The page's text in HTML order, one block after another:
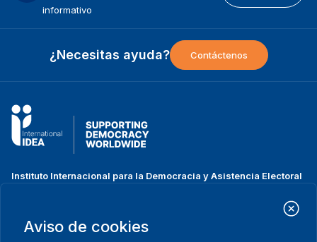
informativo
¿Necesitas ayuda? Contáctenos
Instituto Internacional para la Democracia y Asistencia Electoral
Strömsborgsbron 1
SE-103 34 Estocolmo
Aviso de cookies